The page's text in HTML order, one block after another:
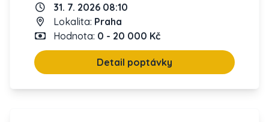
31. 7. 2026 08:10
Lokalita: Praha
Hodnota: 0 - 20 000 Kč
Detail poptávky